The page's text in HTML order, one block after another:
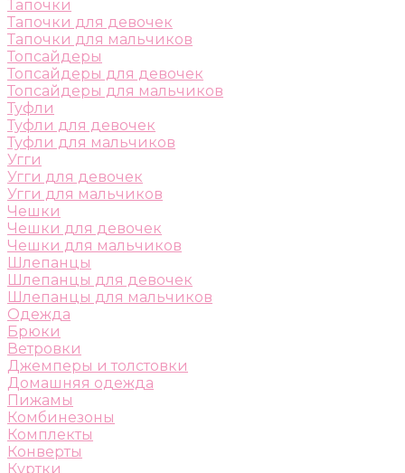
Тапочки
Тапочки для девочек
Тапочки для мальчиков
Топсайдеры
Топсайдеры для девочек
Топсайдеры для мальчиков
Туфли
Туфли для девочек
Туфли для мальчиков
Угги
Угги для девочек
Угги для мальчиков
Чешки
Чешки для девочек
Чешки для мальчиков
Шлепанцы
Шлепанцы для девочек
Шлепанцы для мальчиков
Одежда
Брюки
Ветровки
Джемперы и толстовки
Домашняя одежда
Пижамы
Комбинезоны
Комплекты
Конверты
Куртки